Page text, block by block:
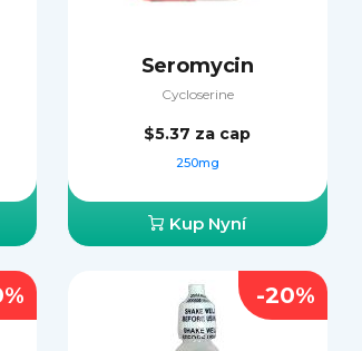
Seromycin
Cycloserine
$5.37 za cap
250mg
Kup Nyní
-20%